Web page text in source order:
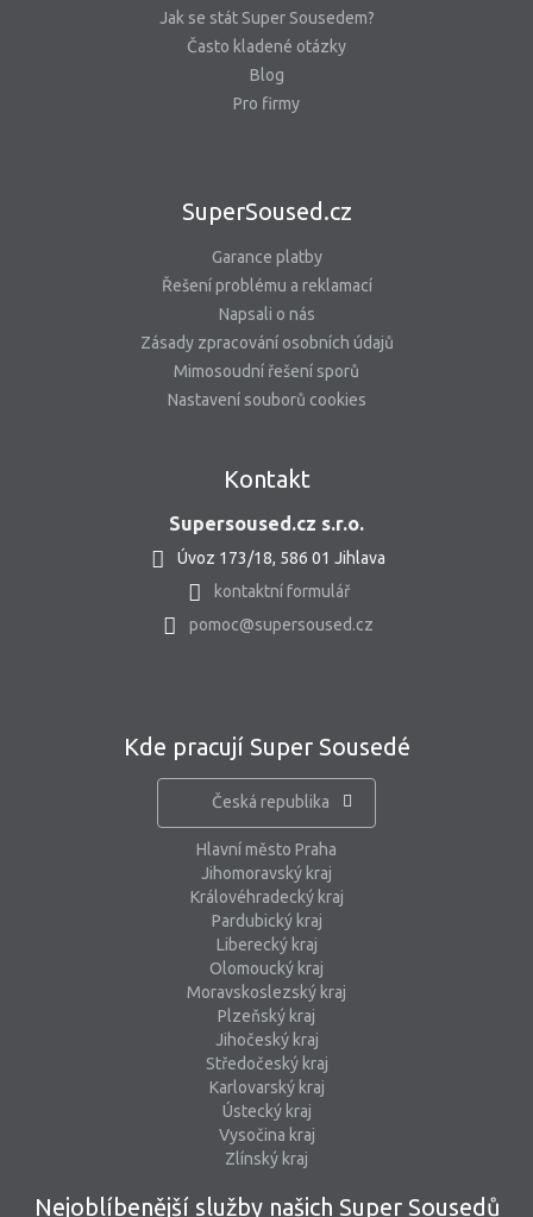
Jak se stát Super Sousedem?
Často kladené otázky
Blog
Pro firmy
SuperSoused.cz
Garance platby
Řešení problému a reklamací
Napsali o nás
Zásady zpracování osobních údajů
Mimosoudní řešení sporů
Nastavení souborů cookies
Kontakt
Supersoused.cz s.r.o.
Úvoz 173/18, 586 01 Jihlava
kontaktní formulář
pomoc@supersoused.cz
Kde pracují Super Sousedé
Česká republika
Hlavní město Praha
Jihomoravský kraj
Královéhradecký kraj
Pardubický kraj
Liberecký kraj
Olomoucký kraj
Moravskoslezský kraj
Plzeňský kraj
Jihočeský kraj
Středočeský kraj
Karlovarský kraj
Ústecký kraj
Vysočina kraj
Zlínský kraj
Nejoblíbenější služby našich Super Sousedů